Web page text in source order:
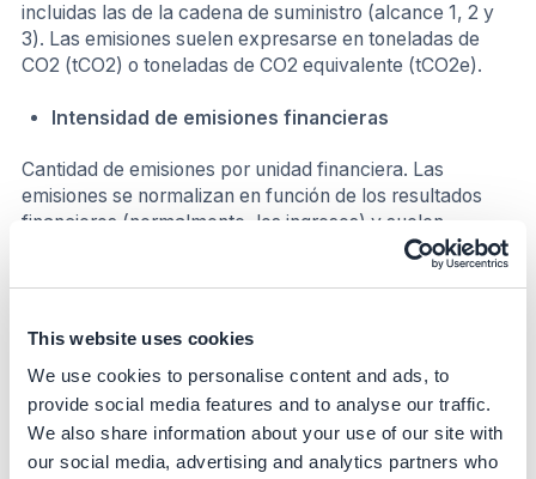
This website uses cookies
We use cookies to personalise content and ads, to
provide social media features and to analyse our traffic.
We also share information about your use of our site with
our social media, advertising and analytics partners who
incluidas las de la cadena de suministro (alcance 1, 2 y
3). Las emisiones suelen expresarse en toneladas de
CO2 (tCO2) o toneladas de CO2 equivalente (tCO2e).
Intensidad de emisiones financieras
Cantidad de emisiones por unidad financiera. Las
emisiones se normalizan en función de los resultados
financieros (normalmente, los ingresos) y suelen
expresarse en toneladas de CO2 equivalente por cada
Intensidad de emisiones de producción
Emisiones totales por producción (normalmente,
número de kg o unidades producidas) normalizada. Esta
métrica es la más apropiada para productores de
mercancías o materias primas.